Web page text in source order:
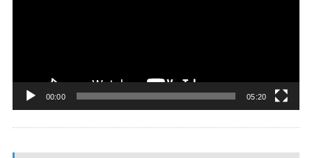
00:00 05:20